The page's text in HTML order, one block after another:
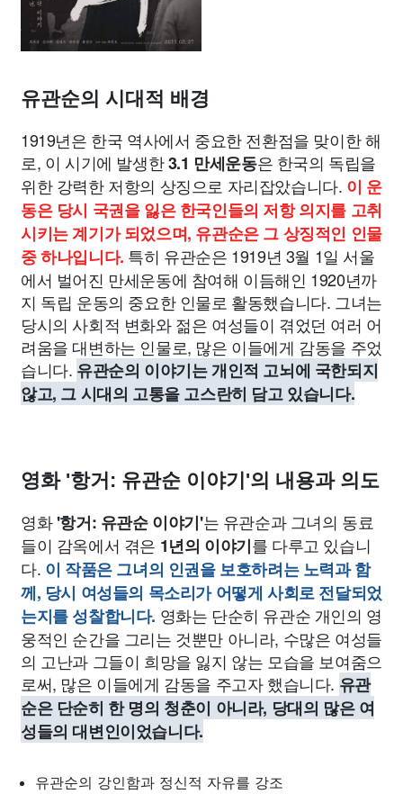
유관순의 시대적 배경
1919년은 한국 역사에서 중요한 전환점을 맞이한 해
로, 이 시기에 발생한3.1 만세운동은 한국의 독립을
위한 강력한 저항의 상징으로 자리잡았습니다. 이 운
동은 당시 국권을 잃은 한국인들의 저항 의지를 고취
시키는 계기가 되었으며, 유관순은 그 상징적인 인물
중 하나입니다. 특히 유관순은 1919년 3월 1일 서울
에서 벌어진 만세운동에 참여해 이듬해인 1920년까
지 독립 운동의 중요한 인물로 활동했습니다. 그녀는
당시의 사회적 변화와 젊은 여성들이 겪었던 여러 어
려움을 대변하는 인물로, 많은 이들에게 감동을 주었
습니다. 유관순의 이야기는 개인적 고뇌에 국한되지
않고, 그 시대의 고통을 고스란히 담고 있습니다.
영화 '항거: 유관순 이야기'의 내용과 의도
영화'항거: 유관순 이야기'는 유관순과 그녀의 동료
들이 감옥에서 겪은 1년의 이야기를 다루고 있습니
다. 이 작품은 그녀의 인권을 보호하려는 노력과 함
께, 당시 여성들의 목소리가 어떻게 사회로 전달되었
는지를 성찰합니다. 영화는 단순히 유관순 개인의 영
웅적인 순간을 그리는 것뿐만 아니라, 수많은 여성들
의 고난과 그들이 희망을 잃지 않는 모습을 보여줌으
로써, 많은 이들에게 감동을 주고자 했습니다. 유관
순은 단순히 한 명의 청춘이 아니라, 당대의 많은 여
성들의 대변인이었습니다.
유관순의 강인함과 정신적 자유를 강조